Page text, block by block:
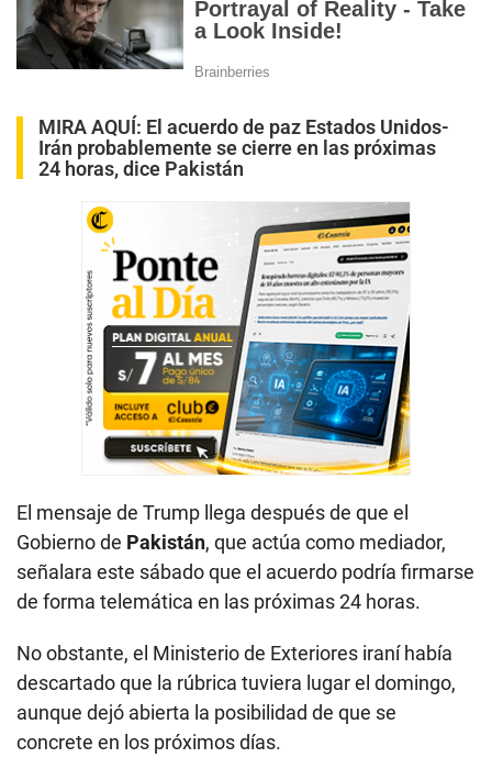
MIRA AQUÍ: El acuerdo de paz Estados Unidos-
Irán probablemente se cierre en las próximas
24 horas, dice Pakistán
El mensaje de Trump llega después de que el
Gobierno de Pakistán, que actúa como mediador,
señalara este sábado que el acuerdo podría firmarse
de forma telemática en las próximas 24 horas.
No obstante, el Ministerio de Exteriores iraní había
descartado que la rúbrica tuviera lugar el domingo,
aunque dejó abierta la posibilidad de que se
concrete en los próximos días.